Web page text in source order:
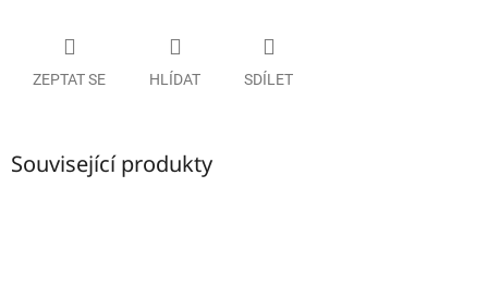
ZEPTAT SE HLÍDAT SDÍLET
Související produkty